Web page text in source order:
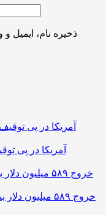
ذخیره نام، ایمیل
خروج ۵۸۹